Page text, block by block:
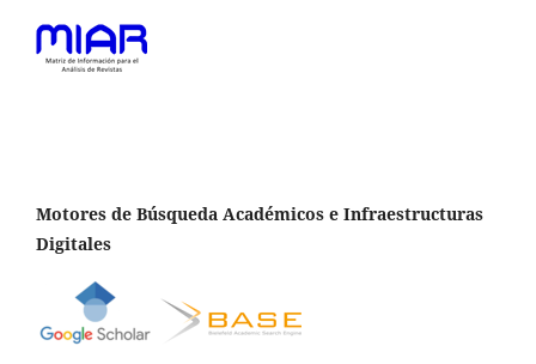
Motores de Búsqueda Académicos e Infraestructuras
Digitales